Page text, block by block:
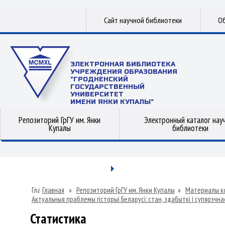
Сайт научной библиотеки
ЭЛЕКТРОННАЯ БИБЛИОТЕКА
УЧРЕЖДЕНИЯ ОБРАЗОВАНИЯ
"ГРОДНЕНСКИЙ
ГОСУДАРСТВЕННЫЙ
УНИВЕРСИТЕТ
ИМЕНИ ЯНКИ КУПАЛЫ"
Репозиторий ГрГУ им. Янки
Купалы
Электронный каталог
библиотеки
Главная » Репозиторий ГрГУ им. Янки Купалы » Материалы
Актуальныя праблемы гісторыі Беларусі: стан, здабыткі і
Статистика